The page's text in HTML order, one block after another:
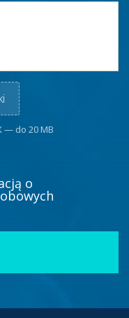
— do 20 MB
o